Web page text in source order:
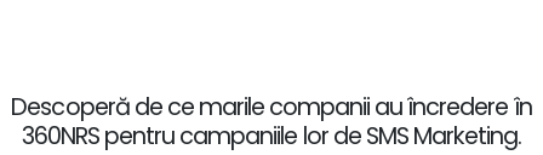
Descoperă de ce marile companii au încredere în
360NRS pentru campaniile lor de SMS Marketing.